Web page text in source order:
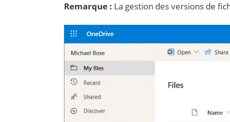
Remarque : La gestion des versions de